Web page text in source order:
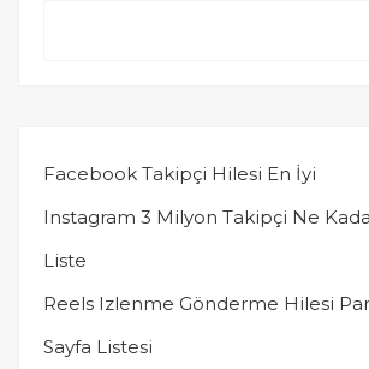
Facebook Takipçi Hilesi En İyi
Instagram 3 Milyon Takipçi Ne
Liste
Reels Izlenme Gönderme Hilesi
Sayfa Listesi